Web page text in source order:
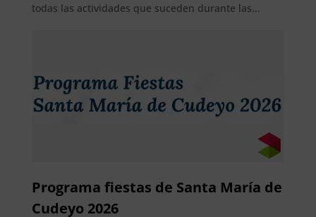
todas las actividades que suceden durante las...
Programa fiestas de Santa María de
Cudeyo 2026